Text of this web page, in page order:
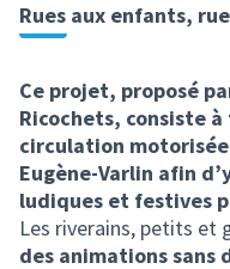
Rues aux enfants,
Ce projet, proposé
Ricochets, consiste
circulation
Eugène-Varlin afin
ludiques et festives
Les riverains, petits et
des animations sans